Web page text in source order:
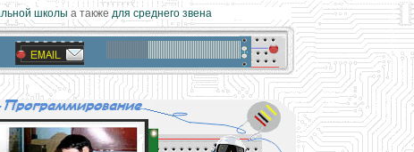
школыа такжедля среднего звена